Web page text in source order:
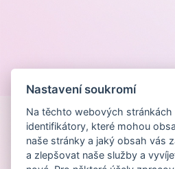
Nastavení soukromí
Na těchto webových
identifikátory, které mohou
naše stránky a jaký obsah vás
a zlepšovat naše služby a